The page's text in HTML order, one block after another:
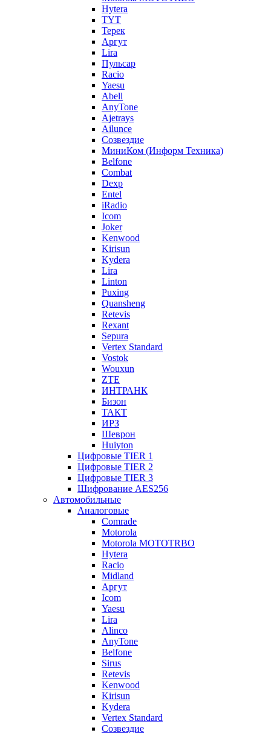
Hytera
TYT
Терек
Аргут
Lira
Пульсар
Racio
Yaesu
Abell
AnyTone
Ajetrays
Ailunce
Созвездие
МиниКом (Информ Техника)
Belfone
Combat
Dexp
Entel
iRadio
Icom
Joker
Kenwood
Kirisun
Kydera
Lira
Linton
Puxing
Quansheng
Retevis
Rexant
Sepura
Vertex Standard
Vostok
Wouxun
ZTE
ИНТРАНК
Бизон
ТАКТ
ИРЗ
Шеврон
Huiyton
Цифровые TIER 1
Цифровые TIER 2
Цифровые TIER 3
Шифрование AES256
Автомобильные
Аналоговые
Comrade
Motorola
Motorola MOTOTRBO
Hytera
Racio
Midland
Аргут
Icom
Yaesu
Lira
Alinco
AnyTone
Belfone
Sirus
Retevis
Kenwood
Kirisun
Kydera
Vertex Standard
Созвездие